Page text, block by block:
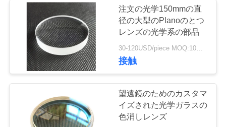
理
注文の光学150mmの直
径の大型のPlanoのとつ
レンズの光学系の部品
30-120USD/piece MOQ:10部分
接触
望遠鏡のためのカスタマ
イズされた光学ガラスの
色消しレンズ